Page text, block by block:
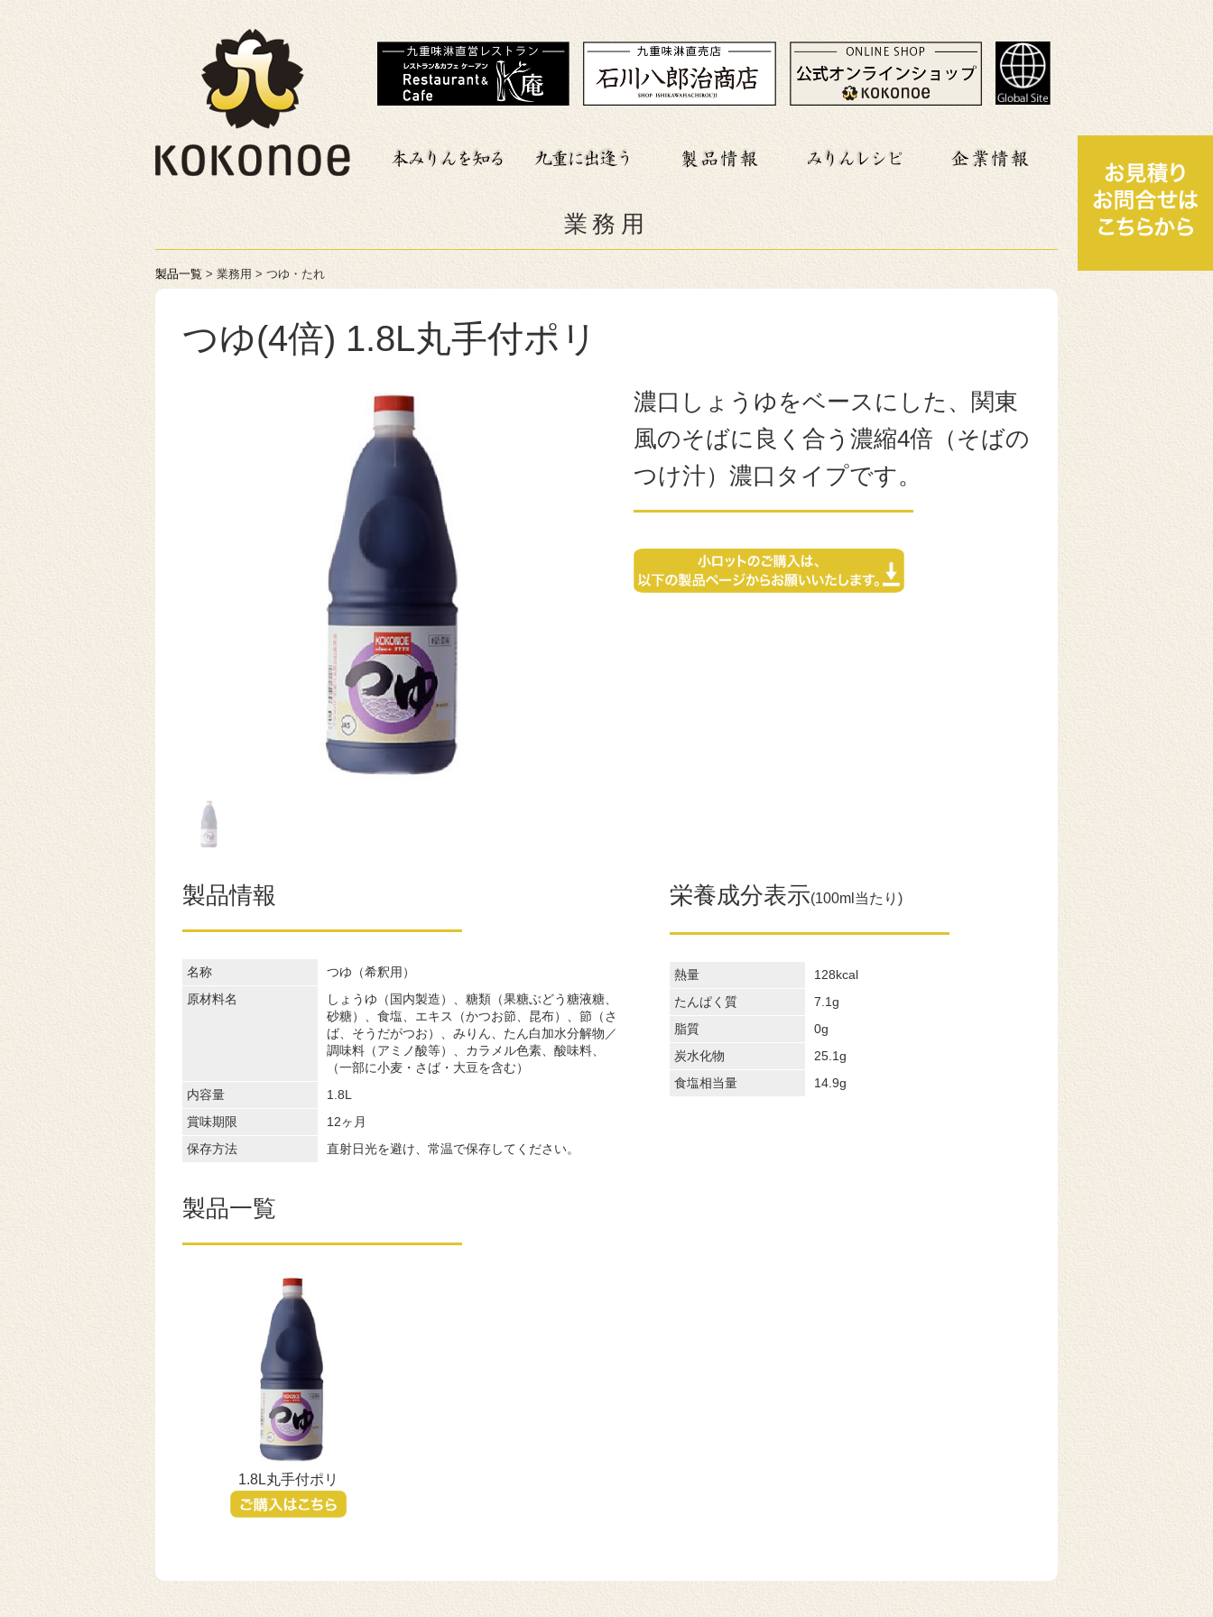
業務用
製品一覧 > 業務用 > つゆ・たれ
つゆ(4倍) 1.8L丸手付ポリ
濃口しょうゆをベースにした、関東
風のそばに良く合う濃縮4倍（そばの
つけ汁）濃口タイプです。
製品情報
名称
つゆ（希釈用）
原材料名
しょうゆ（国内製造）、糖類（果糖ぶどう糖液糖、
砂糖）、食塩、エキス（かつお節、昆布）、節（さ
ば、そうだがつお）、みりん、たん白加水分解物／
調味料（アミノ酸等）、カラメル色素、酸味料、
（一部に小麦・さば・大豆を含む）
内容量
1.8L
賞味期限
12ヶ月
保存方法
直射日光を避け、常温で保存してください。
栄養成分表示(100ml当たり)
熱量
128kcal
たんぱく質
7.1g
脂質
0g
炭水化物
25.1g
食塩相当量
14.9g
製品一覧
1.8L丸手付ポリ